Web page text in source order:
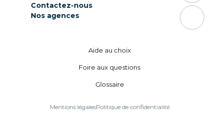
Contactez-nous
Nos agences
Aide au choix
Foire aux questions
Glossaire
Mentions légalesPolitique de confidentialité